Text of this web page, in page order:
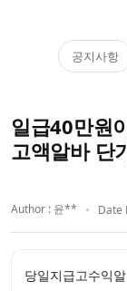
공지사항
일급40만원
고액알바 단
Author : 윤** Date
당일지급고수익